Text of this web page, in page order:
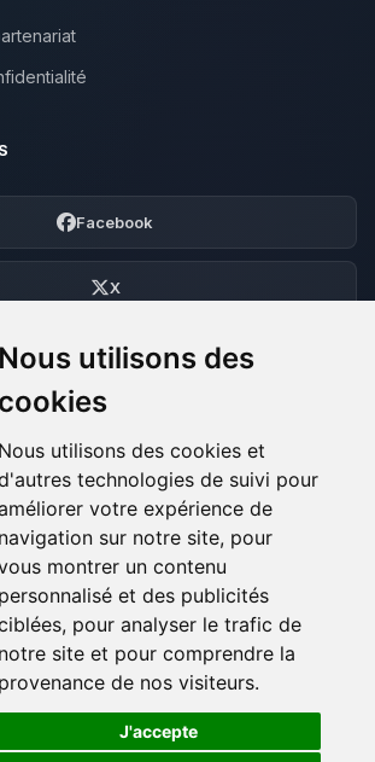
Nous utilisons des
cookies
Nous utilisons des cookies et
technologies de suivi pour
votre expérience de
navigation sur notre site, pour
montrer un contenu
personnalisé et des publicités
pour analyser le trafic de
notre site et pour comprendre la
provenance de nos visiteurs.
J'accepte
Facebook
X
Discord
Forum
DE PAIEMENT ACCEPTÉS
🍪